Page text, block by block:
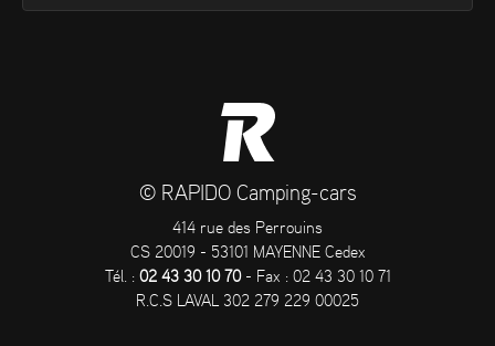
© RAPIDO Camping-cars
414 rue des Perrouins
CS 20019 - 53101 MAYENNE Cedex
Tél. : 02 43 30 10 70- Fax : 02 43 30 10 71
R.C.S LAVAL 302 279 229 00025